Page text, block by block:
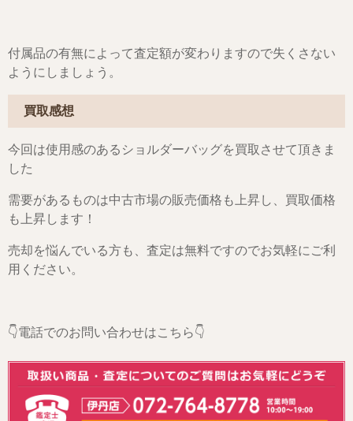
付属品の有無によって査定額が変わりますので失くさない
ようにしましょう。
買取感想
今回は使用感のあるショルダーバッグを買取させて頂きま
した
需要があるものは中古市場の販売価格も上昇し、買取価格
も上昇します！
売却を悩んでいる方も、査定は無料ですのでお気軽にご利
用ください。
👇電話でのお問い合わせはこちら👇